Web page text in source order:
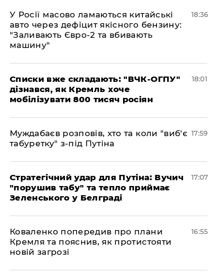
У Росії масово ламаються китайські
авто через дефіцит якісного бензину:
"Заливають Євро-2 та вбивають
машину"
18:36
Списки вже складають: "ВЧК-ОГПУ"
дізнався, як Кремль хоче
мобілізувати 800 тисяч росіян
18:01
Муждабаєв розповів, хто та коли "виб'є
табуретку" з-під Путіна
17:59
Стратегічний удар для Путіна: Вучич
"порушив табу" та тепло приймає
Зеленського у Белграді
17:07
Коваленко попередив про плани
Кремля та пояснив, як протистояти
новій загрозі
16:55